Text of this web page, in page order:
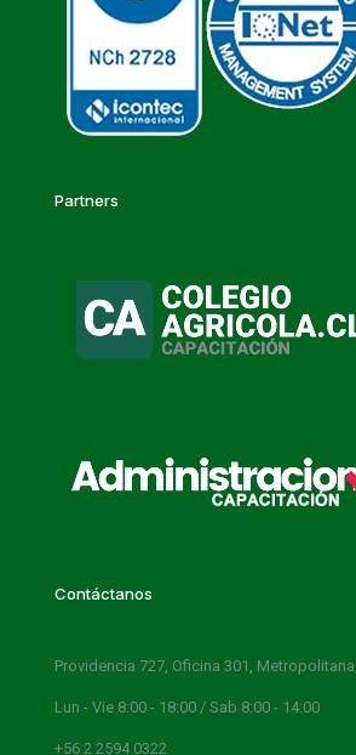
Partners
Contáctanos
Providencia 727, Oficina 301,
Lun - Vie 8:00 - 18:00 / Sab 8:00 - 14:00
+56 2 2594 0322